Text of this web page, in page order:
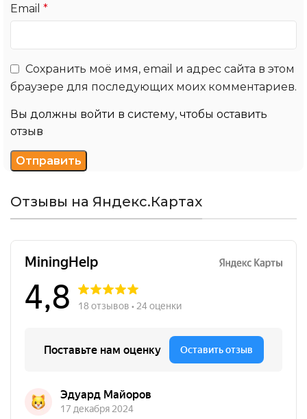
Email *
Сохранить моё имя, email и адрес сайта в этом
браузере для последующих моих комментариев.
Вы должны войти в систему, чтобы оставить
отзыв
Отзывы на Яндекс.Картах